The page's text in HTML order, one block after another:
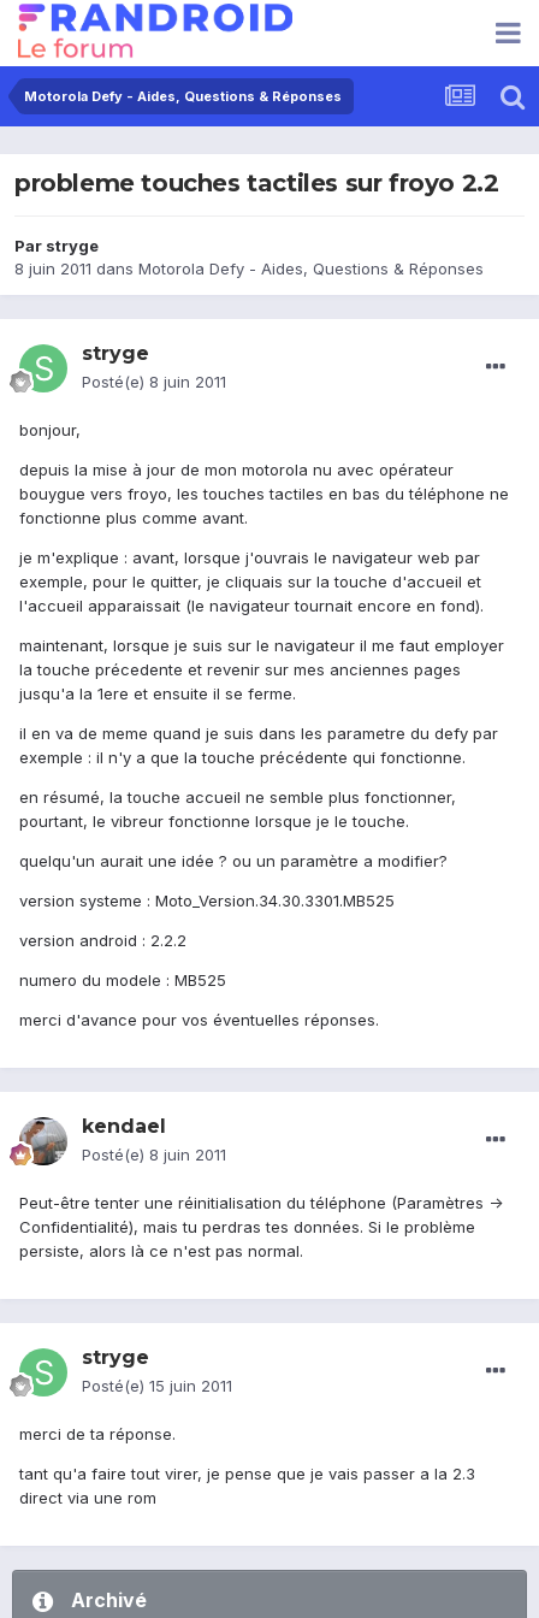
Motorola Defy - Aides, Questions & Réponses
probleme touches tactiles sur froyo 2.2
Par stryge
8 juin 2011 dans Motorola Defy - Aides, Questions & Réponses
stryge
Posté(e) 8 juin 2011
bonjour,
depuis la mise à jour de mon motorola nu avec opérateur
bouygue vers froyo, les touches tactiles en bas du téléphone ne
fonctionne plus comme avant.
je m'explique : avant, lorsque j'ouvrais le navigateur web par
exemple, pour le quitter, je cliquais sur la touche d'accueil et
l'accueil apparaissait (le navigateur tournait encore en fond).
maintenant, lorsque je suis sur le navigateur il me faut employer
la touche précedente et revenir sur mes anciennes pages
jusqu'a la 1ere et ensuite il se ferme.
il en va de meme quand je suis dans les parametre du defy par
exemple : il n'y a que la touche précédente qui fonctionne.
en résumé, la touche accueil ne semble plus fonctionner,
pourtant, le vibreur fonctionne lorsque je le touche.
quelqu'un aurait une idée ? ou un paramètre a modifier?
version systeme : Moto_Version.34.30.3301.MB525
version android : 2.2.2
numero du modele : MB525
merci d'avance pour vos éventuelles réponses.
kendael
Posté(e) 8 juin 2011
Peut-être tenter une réinitialisation du téléphone (Paramètres ->
Confidentialité), mais tu perdras tes données. Si le problème
persiste, alors là ce n'est pas normal.
stryge
Posté(e) 15 juin 2011
merci de ta réponse.
tant qu'a faire tout virer, je pense que je vais passer a la 2.3
direct via une rom
Archivé